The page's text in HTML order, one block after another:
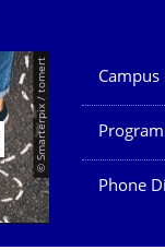
© Smarterpix / tomert Our
Campus
Phone